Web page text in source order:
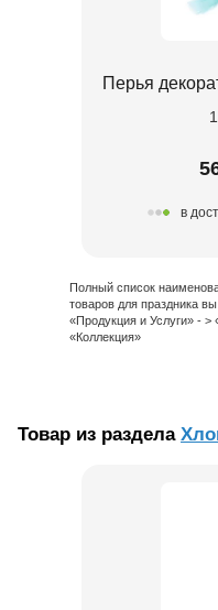
Перья
в
Полный список
товаров для праздника
«Продукция и Услуги» -
«Коллекция»
Товар из раздела